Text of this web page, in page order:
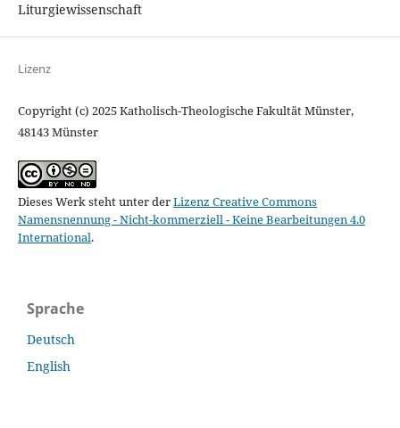
Liturgiewissenschaft
Lizenz
Copyright (c) 2025 Katholisch-Theologische Fakultät Münster,
48143 Münster
Dieses Werk steht unter derLizenz Creative Commons
Namensnennung - Nicht-kommerziell - Keine Bearbeitungen 4.0
International.
Sprache
Deutsch
English